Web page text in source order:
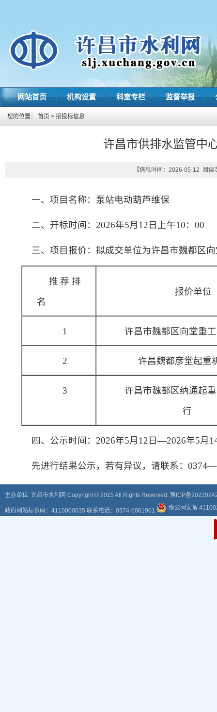
网站首页 机构设置 科室专栏 监督举报
您的位置： 首页 > 招投标信息
许昌市供排水监管中
【信息时间：2026-05-12 阅读
一、项目名称：泵站电动葫芦维保
二、开标时间：2026年5月12日上午10：00
三、项目报价：拟成交单位为许昌市魏都区
推荐排
名
报价单位
1 许昌市魏都区向堂重
2 许昌魏都彦堂起重
3
许昌市魏都区纳通起
行
四、公示时间：2026年5月12日—2026年5月
先进行结果公示，若有异议，请联系：
主办单位: 许昌市水利网 Copyright © 2015 All Rights Reserved. 豫ICP备
政府网站标识码：4110000035 联系电话：0374-6061901 豫公网安备